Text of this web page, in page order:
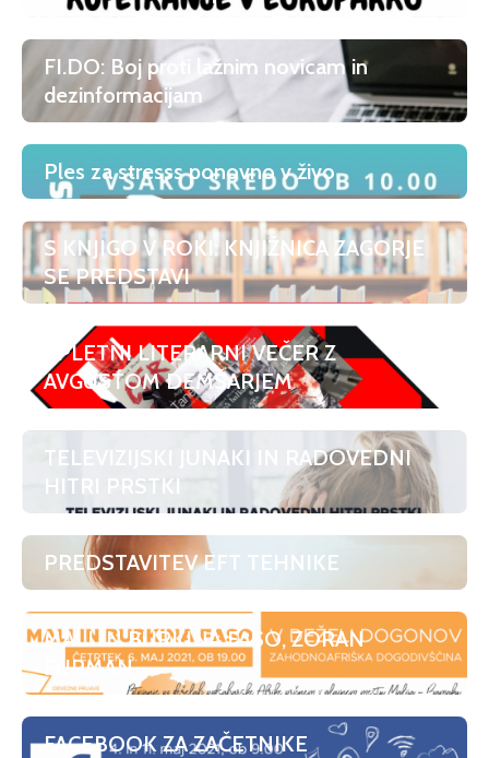
FI.DO: Boj proti lažnim novicam in
dezinformacijam
Ples za stresss ponovno v živo
S KNJIGO V ROKI: KNJIŽNICA ZAGORJE
SE PREDSTAVI
SPLETNI LITERARNI VEČER Z
AVGUSTOM DEMŠARJEM
TELEVIZIJSKI JUNAKI IN RADOVEDNI
HITRI PRSTKI
PREDSTAVITEV EFT TEHNIKE
MALI IN BURKINA FASO, ZORAN
FURMAN
FACEBOOK ZA ZAČETNIKE